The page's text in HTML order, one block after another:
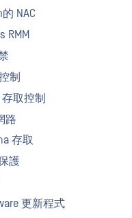
NAC
RMM
制
取控制
路
存取
護
更新程式